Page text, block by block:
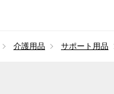
介護用品 サポート用品